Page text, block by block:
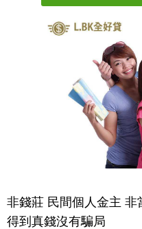
非錢莊 民間個人金主 非
得到真錢沒有騙局